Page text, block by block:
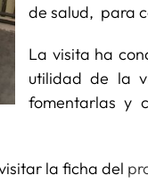
de salud, para
La visita ha
utilidad de la
fomentarlas y
la ficha del